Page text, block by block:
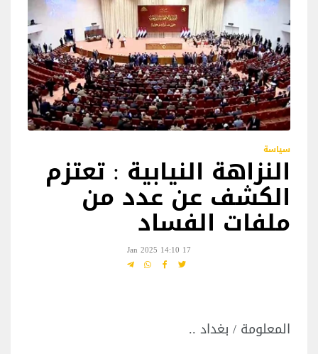
سياسة
النزاهة النيابية : تعتزم
الكشف عن عدد من
ملفات الفساد
17 Jan 2025 14:10
المعلومة / بغداد ..